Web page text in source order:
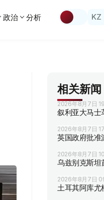
政治 分析 KZ
相关新闻
2026年8月7日
叙利亚大马士
2026年8月7日
英国政府批准
2026年8月7日
乌兹别克斯坦
2026年8月7日
土耳其阿库尤